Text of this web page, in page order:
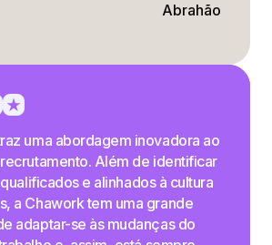
Abrahão
uma abordagem inovadora ao
Além de identificar
e alinhados à cultura
a Chawork tem uma grande
adaptar-se às mudanças do